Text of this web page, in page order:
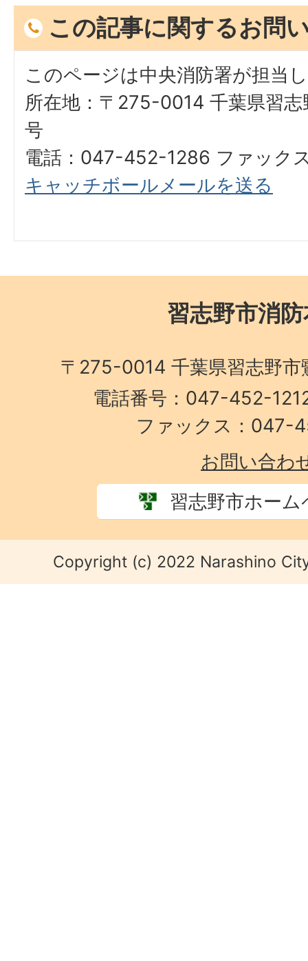
この記事に関するお問
このページは中央消防署が担当
所在地：〒275-0014 千葉県習
号
電話：047-452-1286 ファック
キャッチボールメールを送る
習志野市消
〒275-0014 千葉県習志野市
電話番号：047-452-
ファックス：047-
お問い合わ
習志野市ホーム
Copyright (c) 2022 Narashino